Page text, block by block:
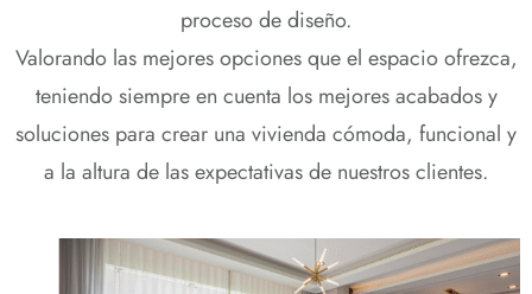
proceso de diseño.
Valorando las mejores opciones que el espacio ofrezca,
teniendo siempre en cuenta los mejores acabados y
soluciones para crear una vivienda cómoda, funcional y
a la altura de las expectativas de nuestros clientes.